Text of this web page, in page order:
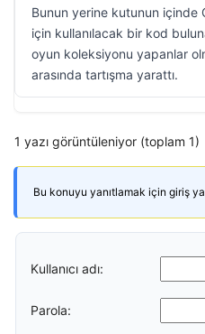
Bunun yerine kutunun içinde
için kullanılacak bir kod
oyun koleksiyonu yapanlar
arasında tartışma yarattı.
1 yazı görüntüleniyor (toplam 1)
Bu konuyu yanıtlamak için giriş
Kullanıcı adı:
Parola: